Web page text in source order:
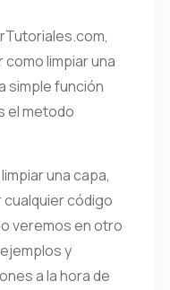
limpiar una
simple función
el metodo
una capa,
código
veremos en otro
y
a la hora de